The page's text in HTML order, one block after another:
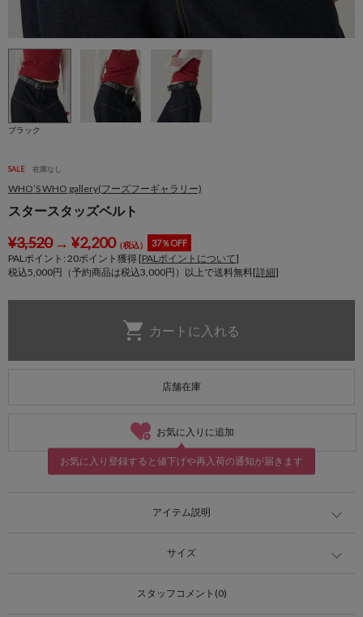
ブラック
SALE 在庫なし
WHO’S WHO gallery(フーズフーギャラリー)
スタースタッズベルト
¥3,520→ ¥2,200（税込） 37％OFF
PALポイント: 20ポイント獲得 [PALポイントについて]
税込5,000円（予約商品は税込3,000円）以上で送料無料[詳細]
店舗在庫
お気に入りに追加
お気に入り登録すると値下げや再入荷の通知が届きます
アイテム説明
サイズ
スタッフコメント(0)